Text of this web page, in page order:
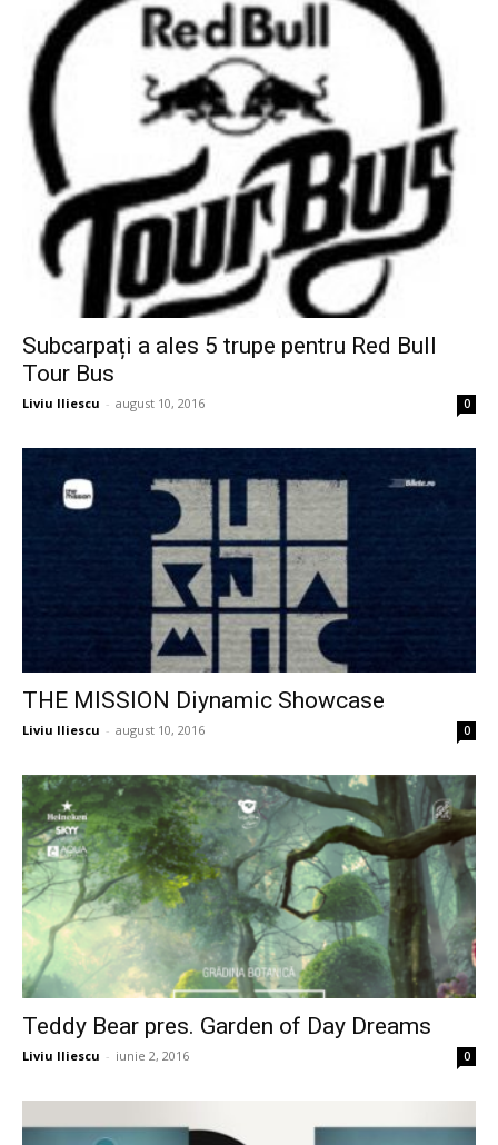
Subcarpați a ales 5 trupe pentru Red Bull
Tour Bus
Liviu Iliescu - august 10, 2016 0
THE MISSION Diynamic Showcase
Liviu Iliescu - august 10, 2016 0
Teddy Bear pres. Garden of Day Dreams
Liviu Iliescu - iunie 2, 2016 0